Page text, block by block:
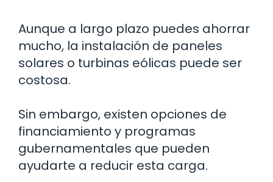
Aunque a largo plazo puedes ahorrar
mucho, la instalación de paneles
solares o turbinas eólicas puede ser
costosa.
Sin embargo, existen opciones de
financiamiento y programas
gubernamentales que pueden
ayudarte a reducir esta carga.